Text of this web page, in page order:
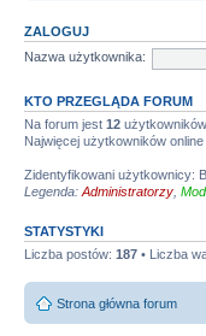
ZALOGUJ
Nazwa użytkownika:
KTO PRZEGLĄDA FORUM
Na forum jest 12
Najwięcej użytkowników online
Zidentyfikowani użytkownicy:
Legenda: Administratorzy
STATYSTYKI
Liczba postów: 187 • Liczba
Strona główna forum